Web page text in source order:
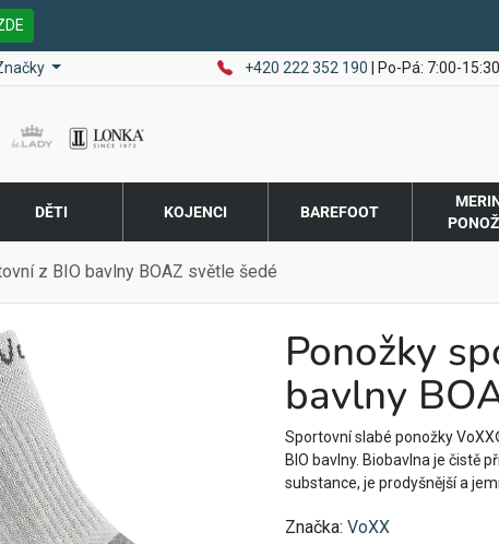
+420 222 352 190 | Po-Pá: 7:00-15:30
DĚTI KOJENCI BAREFOOT
z BIO bavlny BOAZ světle šedé
Ponožky
bavlny
Sportovní slabé ponožky
BIO bavlny. Biobavlna je čistě
substance, je prodyšnější a
Značka: VoXX